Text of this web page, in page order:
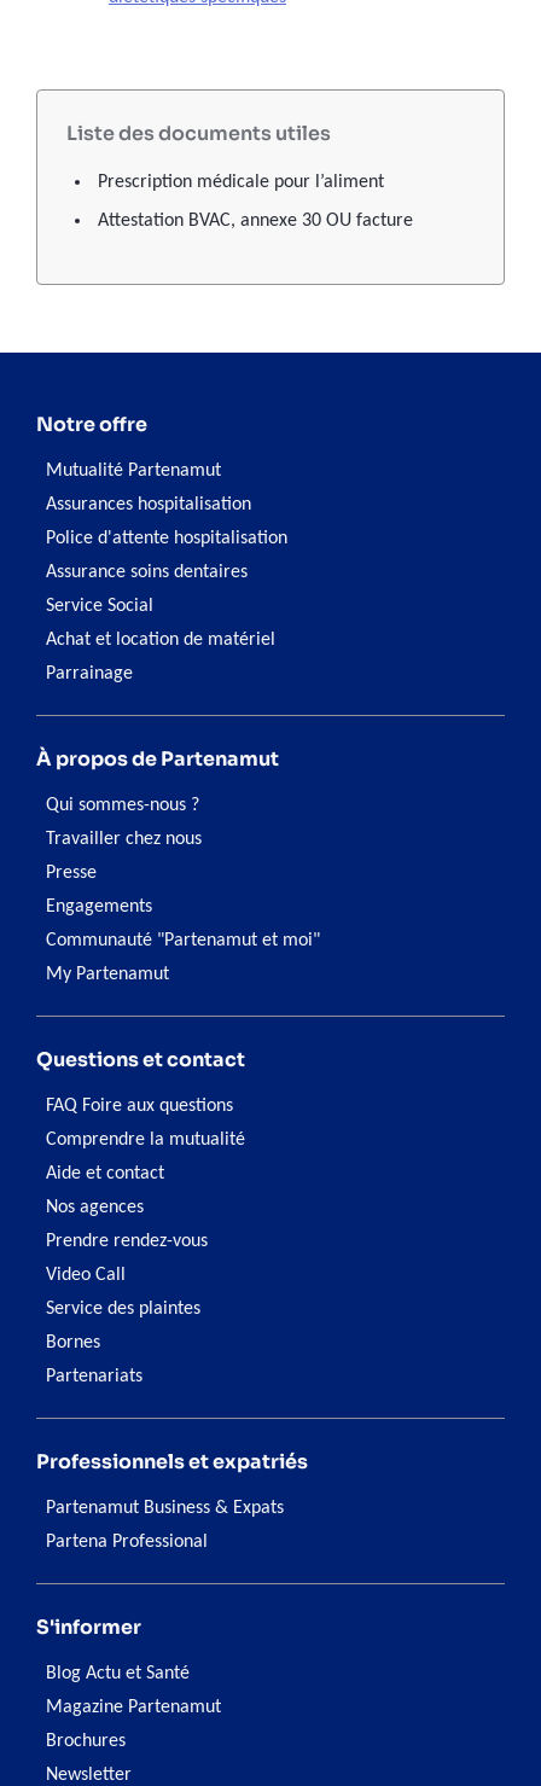
Liste des documents utiles
Prescription médicale pour l’aliment
Attestation BVAC, annexe 30 OU facture
Notre offre
Mutualité Partenamut
Assurances hospitalisation
Police d'attente hospitalisation
Assurance soins dentaires
Service Social
Achat et location de matériel
Parrainage
À propos de Partenamut
Qui sommes-nous ?
Travailler chez nous
Presse
Engagements
Communauté "Partenamut et moi"
My Partenamut
Questions et contact
FAQ Foire aux questions
Comprendre la mutualité
Aide et contact
Nos agences
Prendre rendez-vous
Video Call
Service des plaintes
Bornes
Partenariats
Professionnels et expatriés
Partenamut Business & Expats
Partena Professional
S'informer
Blog Actu et Santé
Magazine Partenamut
Brochures
Newsletter